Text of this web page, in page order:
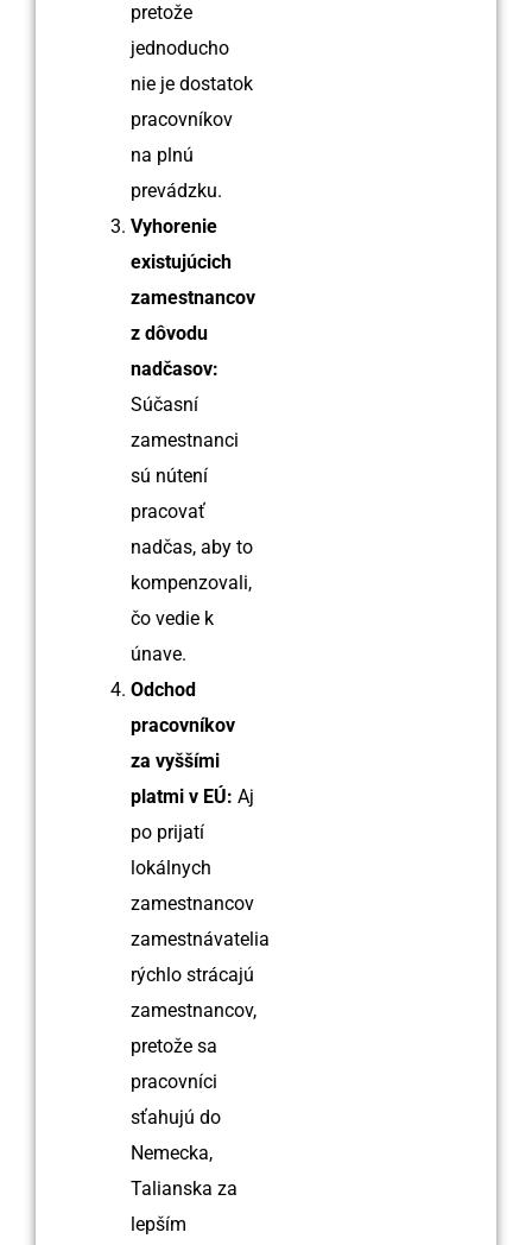
pretože
jednoducho
nie je dostatok
pracovníkov
na plnú
prevádzku.
Vyhorenie
existujúcich
zamestnancov
z dôvodu
nadčasov:
Súčasní
zamestnanci
sú nútení
pracovať
nadčas, aby to
kompenzovali,
čo vedie k
únave.
Odchod
pracovníkov
za vyššími
platmi v EÚ: Aj
po prijatí
lokálnych
zamestnancov
zamestnávatelia
rýchlo strácajú
zamestnancov,
pretože sa
pracovníci
sťahujú do
Nemecka,
Talianska za
lepším